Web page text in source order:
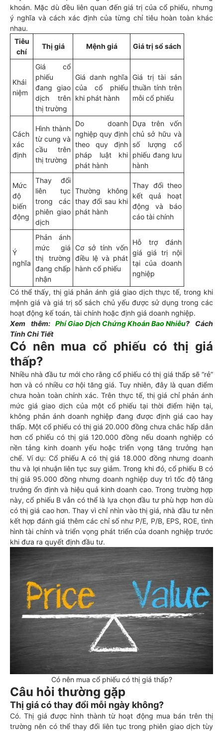
khoán. Mặc dù đều liên quan đến giá trị của cổ phiếu, nhưng
ý nghĩa và cách xác định của từng chỉ tiêu hoàn toàn khác
nhau.
Tiêu
chí
Thị giá Mệnh giá Giá trị sổ sách
Khái
niệm
Giá cổ
phiếu
đang giao
dịch trên
thị trường
Giá danh nghĩa
của cổ phiếu
khi phát hành
Giá trị tài sản
thuần tính trên
mỗi cổ phiếu
Cách
xác
định
Hình thành
từ cung và
cầu trên
thị trường
Do doanh
nghiệp quy định
theo quy định
pháp luật khi
phát hành
Dựa trên vốn
chủ sở hữu và
số lượng cổ
phiếu đang lưu
hành
Mức
độ
biến
động
Thay đổi
liên tục
trong các
phiên giao
dịch
Thường không
thay đổi sau khi
phát hành
Thay đổi theo
kết quả hoạt
động và báo
cáo tài chính
Ý
nghĩa
Phản ánh
mức giá
thị trường
đang chấp
nhận
Cơ sở tính vốn
điều lệ và phát
hành cổ phiếu
Hỗ trợ đánh
giá giá trị nội
tại của doanh
nghiệp
Có thể thấy, thị giá phản ánh giá giao dịch thực tế, trong khi
mệnh giá và giá trị sổ sách chủ yếu được sử dụng trong các
hoạt động kế toán, tài chính hoặc định giá doanh nghiệp.
Xem thêm:Phí Giao Dịch Chứng Khoán Bao Nhiêu? Cách
Tính Chi Tiết
Có nên mua cổ phiếu có thị giá
thấp?
Nhiều nhà đầu tư mới cho rằng cổ phiếu có thị giá thấp sẽ “rẻ”
hơn và có nhiều cơ hội tăng giá. Tuy nhiên, đây là quan điểm
chưa hoàn toàn chính xác. Trên thực tế, thị giá chỉ phản ánh
mức giá giao dịch của một cổ phiếu tại thời điểm hiện tại,
không phản ánh doanh nghiệp đang được định giá cao hay
thấp. Một cổ phiếu có thị giá 20.000 đồng chưa chắc hấp dẫn
hơn cổ phiếu có thị giá 120.000 đồng nếu doanh nghiệp có
nền tảng kinh doanh yếu hoặc triển vọng tăng trưởng hạn
chế. Ví dụ: Cổ phiếu A có thị giá 18.000 đồng nhưng doanh
thu và lợi nhuận liên tục suy giảm. Trong khi đó, cổ phiếu B có
thị giá 95.000 đồng nhưng doanh nghiệp duy trì tốc độ tăng
trưởng ổn định và hiệu quả kinh doanh cao. Trong trường hợp
này, cổ phiếu B vẫn có thể là lựa chọn đầu tư phù hợp hơn dù
có thị giá cao hơn. Thay vì chỉ nhìn vào thị giá, nhà đầu tư nên
kết hợp đánh giá thêm các chỉ số như P/E, P/B, EPS, ROE, tình
hình tài chính và triển vọng phát triển của doanh nghiệp trước
khi đưa ra quyết định đầu tư.
Có nên mua cổ phiếu có thị giá thấp?
Câu hỏi thường gặp
Thị giá có thay đổi mỗi ngày không?
Có. Thị giá được hình thành từ hoạt động mua bán trên thị
trường nên có thể thay đổi liên tục trong phiên giao dịch tùy